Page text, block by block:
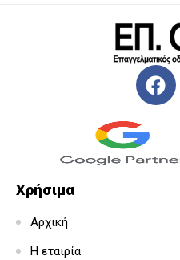
Χρήσιμα
Αρχική
Η εταιρία